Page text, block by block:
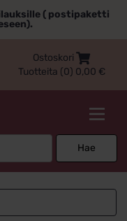
( postipaketti
Ostoskori
Tuotteita (0) 0,00 €
Hae